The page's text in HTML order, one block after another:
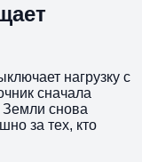
нагрузку с
сначала
Земли снова
за тех, кто